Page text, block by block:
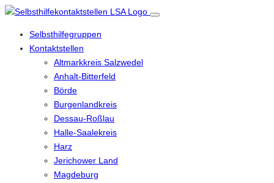
Selbsthilfegruppen
Kontaktstellen
Altmarkkreis Salzwedel
Anhalt-Bitterfeld
Börde
Burgenlandkreis
Dessau-Roßlau
Halle-Saalekreis
Harz
Jerichower Land
Magdeburg